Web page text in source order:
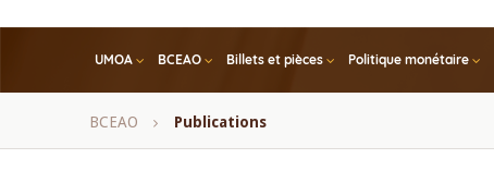
UMOA BCEAO Billets et pièces Politique monétaire
Fil
BCEAO Publications